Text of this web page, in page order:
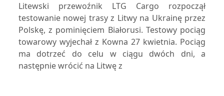
Litewski przewoźnik LTG Cargo rozpoczął
testowanie nowej trasy z Litwy na Ukrainę przez
Polskę, z pominięciem Białorusi. Testowy pociąg
towarowy wyjechał z Kowna 27 kwietnia. Pociąg
ma dotrzeć do celu w ciągu dwóch dni, a
następnie wrócić na Litwę z